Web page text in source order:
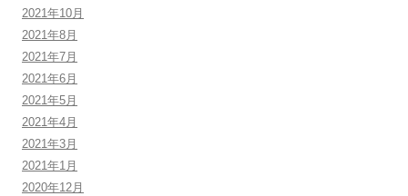
2021年10月
2021年8月
2021年7月
2021年6月
2021年5月
2021年4月
2021年3月
2021年1月
2020年12月